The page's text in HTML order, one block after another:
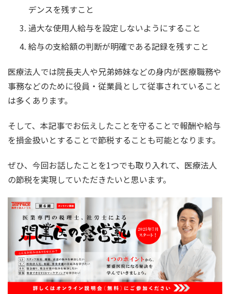
デンスを残すこと
過大な使用人給与を設定しないようにすること
給与の支給額の判断が明確である記録を残すこと
医療法人では院長夫人や兄弟姉妹などの身内が医療職務や
事務などのために役員・従業員として従事されていること
は多くあります。
そして、本記事でお伝えしたことを守ることで報酬や給与
を損金扱いとすることで節税することも可能となります。
ぜひ、今回お話したことを1つでも取り入れて、医療法人
の節税を実現していただきたいと思います。